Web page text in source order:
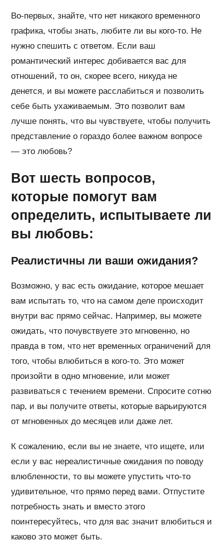
Во-первых, знайте, что нет никакого временного
графика, чтобы знать, любите ли вы кого-то. Не
нужно спешить с ответом. Если ваш
романтический интерес добивается вас для
отношений, то он, скорее всего, никуда не
денется, и вы можете расслабиться и позволить
себе быть ухаживаемым. Это позволит вам
лучше понять, что вы чувствуете, чтобы получить
представление о гораздо более важном вопросе
— это любовь?
Вот шесть вопросов,
которые помогут вам
определить, испытываете ли
вы любовь:
Реалистичны ли ваши ожидания?
Возможно, у вас есть ожидание, которое мешает
вам испытать то, что на самом деле происходит
внутри вас прямо сейчас. Например, вы можете
ожидать, что почувствуете это мгновенно, но
правда в том, что нет временных ограничений для
того, чтобы влюбиться в кого-то. Это может
произойти в одно мгновение, или может
развиваться с течением времени. Спросите сотню
пар, и вы получите ответы, которые варьируются
от мгновенных до месяцев или даже лет.
К сожалению, если вы не знаете, что ищете, или
если у вас нереалистичные ожидания по поводу
влюбленности, то вы можете упустить что-то
удивительное, что прямо перед вами. Отпустите
потребность знать и вместо этого
поинтересуйтесь, что для вас значит влюбиться и
каково это может быть.